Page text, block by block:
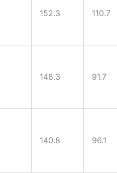
152.3 110.7
148.3 91.7
140.8 96.1